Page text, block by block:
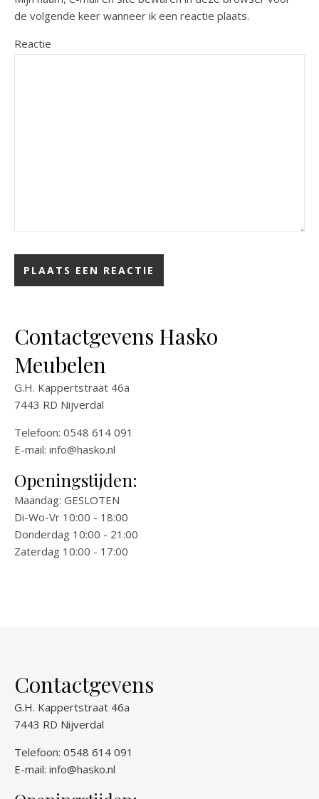
de volgende keer wanneer ik een reactie plaats.
Reactie
Contactgevens Hasko
Meubelen
G.H. Kappertstraat 46a
7443 RD Nijverdal
Telefoon: 0548 614 091
E-mail: info@hasko.nl
Openingstijden:
Maandag: GESLOTEN
Di-Wo-Vr 10:00 - 18:00
Donderdag 10:00 - 21:00
Zaterdag 10:00 - 17:00
Contactgevens
G.H. Kappertstraat 46a
7443 RD Nijverdal
Telefoon: 0548 614 091
E-mail: info@hasko.nl